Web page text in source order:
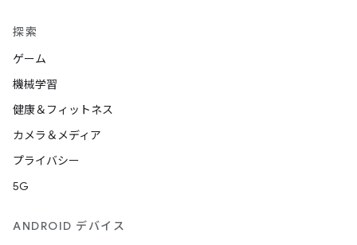
探索
ゲーム
機械学習
健康＆フィットネス
カメラ＆メディア
プライバシー
5G
ANDROID デバイス